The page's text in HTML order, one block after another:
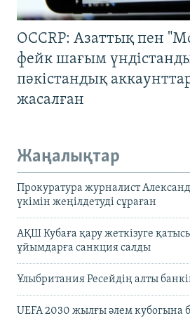
OCCRP: Азаттық пен
фейк шағым
пәкістандық
жасалған
Жаңалықтар
Прокуратура журналист
үкімін жеңілдетуді сұраған
АҚШ Кубаға қару жеткізуге
ұйымдарға санкция салды
Ұлыбритания Ресейдің алты
UEFA 2030 жылғы әлем кубогына